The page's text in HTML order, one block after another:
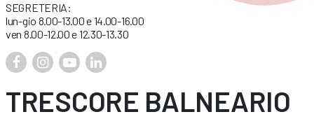
SEGRETERIA:
lun-gio 8.00-13.00 e 14.00-16.00
ven 8.00-12.00 e 12.30-13.30
TRESCORE BALNEARIO